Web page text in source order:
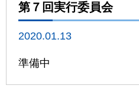
第７回実行委員会
2020.01.13
準備中